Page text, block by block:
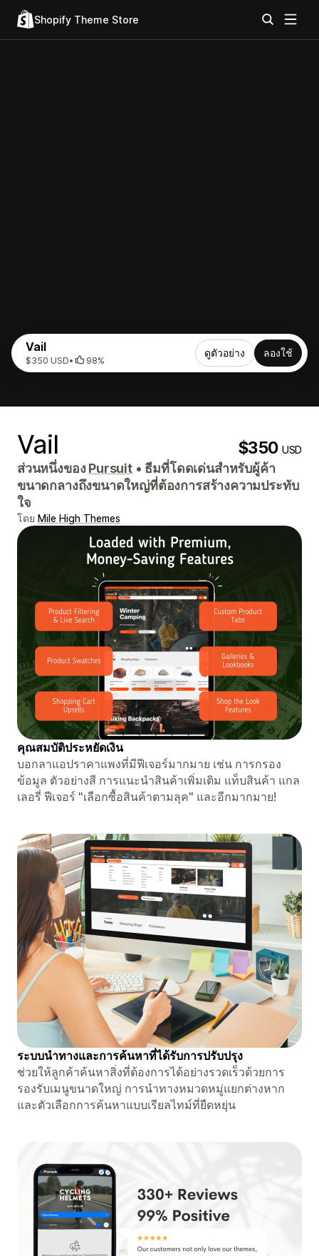
Shopify Theme Store
Vail
$350 USD• 98%
ดูตัวอย่าง ลองใช้
Vail $350USD
ส่วนหนึ่งของPursuit • ธีมที่โดดเด่นสำหรับผู้ค้า
ขนาดกลางถึงขนาดใหญ่ที่ต้องการสร้างความประทับ
ใจ
โดย Mile High Themes
คุณสมบัติประหยัดเงิน
บอกลาแอปราคาแพงที่มีฟีเจอร์มากมาย เช่น การกรอง
ข้อมูล ตัวอย่างสี การแนะนำสินค้าเพิ่มเติม แท็บสินค้า แกล
เลอรี่ ฟีเจอร์ "เลือกซื้อสินค้าตามลุค" และอีกมากมาย!
ระบบนำทางและการค้นหาที่ได้รับการปรับปรุง
ช่วยให้ลูกค้าค้นหาสิ่งที่ต้องการได้อย่างรวดเร็วด้วยการ
รองรับเมนูขนาดใหญ่ การนำทางหมวดหมู่แยกต่างหาก
และตัวเลือกการค้นหาแบบเรียลไทม์ที่ยืดหยุ่น